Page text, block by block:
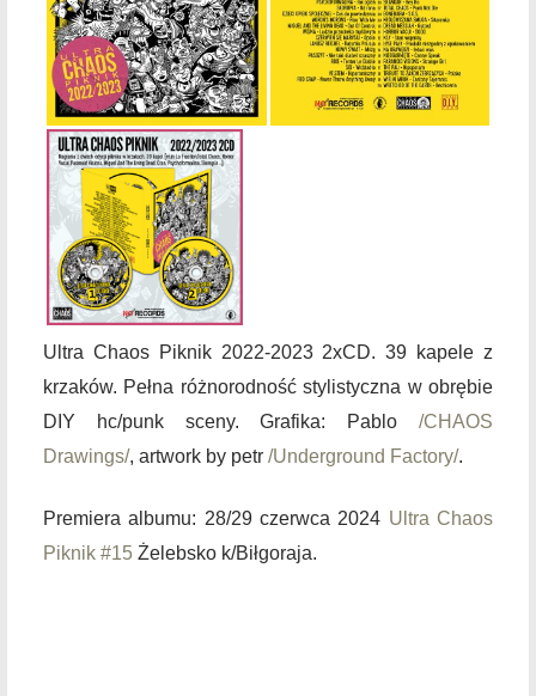
Ultra Chaos Piknik 2022-2023 2xCD. 39 kapele z
krzaków. Pełna różnorodność stylistyczna w obrębie
DIY hc/punk sceny. Grafika: Pablo /CHAOS
Drawings/, artwork by petr /Underground Factory/.
Premiera albumu: 28/29 czerwca 2024 Ultra Chaos
Piknik #15 Żelebsko k/Biłgoraja.